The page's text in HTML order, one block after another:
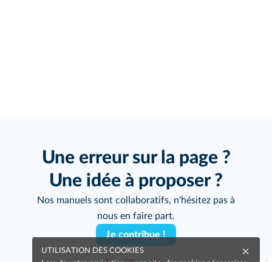
Une erreur sur la page ?
Une idée à proposer ?
Nos manuels sont collaboratifs, n'hésitez pas à
nous en faire part.
Je contribue !
UTILISATION DES COOKIES